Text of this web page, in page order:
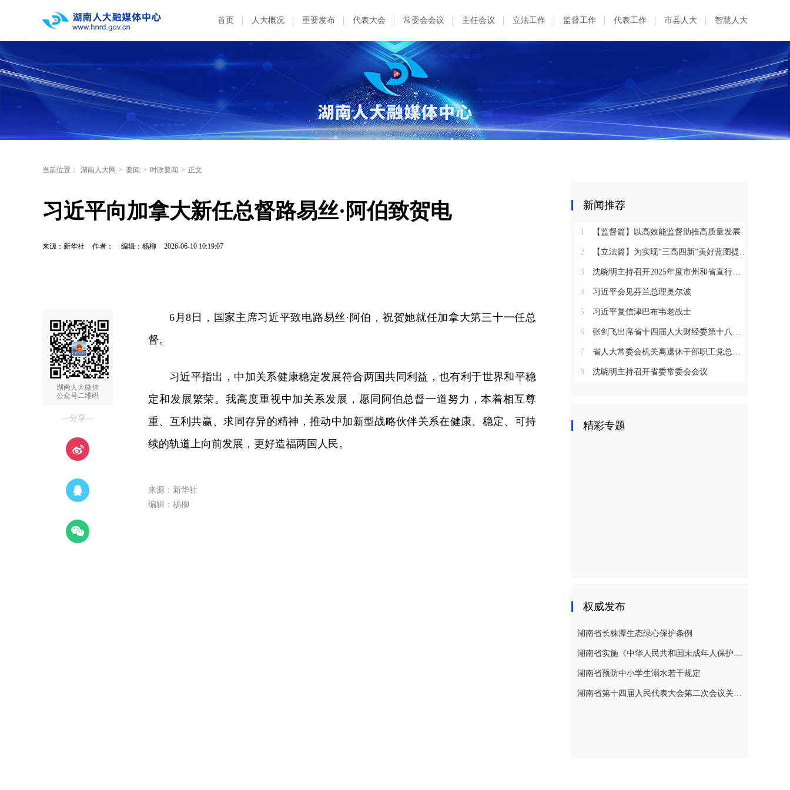
首页 人大概况 重要发布 代表大会 常委会会议 主任会议 立法工作 监督工作 代表工作 市县人大 智慧人大
当前位置： 湖南人大网 > 要闻 > 时政要闻 > 正文
习近平向加拿大新任总督路易丝·阿伯致贺电
来源：新华社 作者： 编辑：杨柳 2026-06-10 10:19:07
湖南人大微信
公众号二维码
—分享—
6月8日，国家主席习近平致电路易丝·阿伯，祝贺她就任加拿大第三十一任总
督。
习近平指出，中加关系健康稳定发展符合两国共同利益，也有利于世界和平稳
定和发展繁荣。我高度重视中加关系发展，愿同阿伯总督一道努力，本着相互尊
重、互利共赢、求同存异的精神，推动中加新型战略伙伴关系在健康、稳定、可持
续的轨道上向前发展，更好造福两国人民。
来源：新华社
编辑：杨柳
新闻推荐
1 【监督篇】以高效能监督助推高质量发展
2 【立法篇】为实现“三高四新”美好蓝图提供坚实法治保障
3 沈晓明主持召开2025年度市州和省直行业系统党（工）委书记抓基层党建工作述职评议会议
4 习近平会见芬兰总理奥尔波
5 习近平复信津巴布韦老战士
6 张剑飞出席省十四届人大财经委第十八次全体会议
7 省人大常委会机关离退休干部职工党总支召开2025年度总结表彰大会
8 沈晓明主持召开省委常委会会议
精彩专题
权威发布
湖南省长株潭生态绿心保护条例
湖南省实施《中华人民共和国未成年人保护法》若干规定
湖南省预防中小学生溺水若干规定
湖南省第十四届人民代表大会第二次会议关于湖南省人民代表大会常务委员会工作报告的决议